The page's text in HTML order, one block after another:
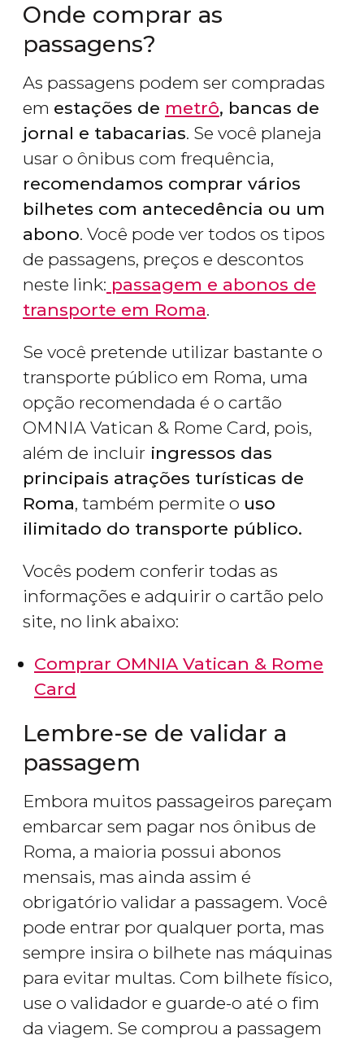
Onde comprar as
passagens?
As passagens podem ser compradas
em estações de metrô, bancas de
jornal e tabacarias. Se você planeja
usar o ônibus com frequência,
recomendamos comprar vários
bilhetes com antecedência ou um
abono. Você pode ver todos os tipos
de passagens, preços e descontos
neste link: passagem e abonos de
transporte em Roma.
Se você pretende utilizar bastante o
transporte público em Roma, uma
opção recomendada é o cartão
OMNIA Vatican & Rome Card, pois,
além de incluir ingressos das
principais atrações turísticas de
Roma, também permite o uso
ilimitado do transporte público.
Vocês podem conferir todas as
informações e adquirir o cartão pelo
site, no link abaixo:
Comprar OMNIA Vatican & Rome
Card
Lembre-se de validar a
passagem
Embora muitos passageiros pareçam
embarcar sem pagar nos ônibus de
Roma, a maioria possui abonos
mensais, mas ainda assim é
obrigatório validar a passagem. Você
pode entrar por qualquer porta, mas
sempre insira o bilhete nas máquinas
para evitar multas. Com bilhete físico,
use o validador e guarde-o até o fim
da viagem. Se comprou a passagem